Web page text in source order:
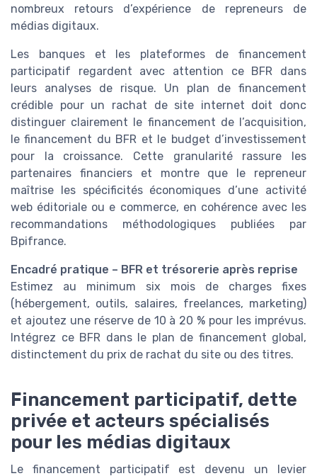
nombreux retours d’expérience de repreneurs de
médias digitaux.
Les banques et les plateformes de financement
participatif regardent avec attention ce BFR dans
leurs analyses de risque. Un plan de financement
crédible pour un rachat de site internet doit donc
distinguer clairement le financement de l’acquisition,
le financement du BFR et le budget d’investissement
pour la croissance. Cette granularité rassure les
partenaires financiers et montre que le repreneur
maîtrise les spécificités économiques d’une activité
web éditoriale ou e commerce, en cohérence avec les
recommandations méthodologiques publiées par
Bpifrance.
Encadré pratique – BFR et trésorerie après reprise
Estimez au minimum six mois de charges fixes
(hébergement, outils, salaires, freelances, marketing)
et ajoutez une réserve de 10 à 20 % pour les imprévus.
Intégrez ce BFR dans le plan de financement global,
distinctement du prix de rachat du site ou des titres.
Financement participatif, dette
privée et acteurs spécialisés
pour les médias digitaux
Le financement participatif est devenu un levier